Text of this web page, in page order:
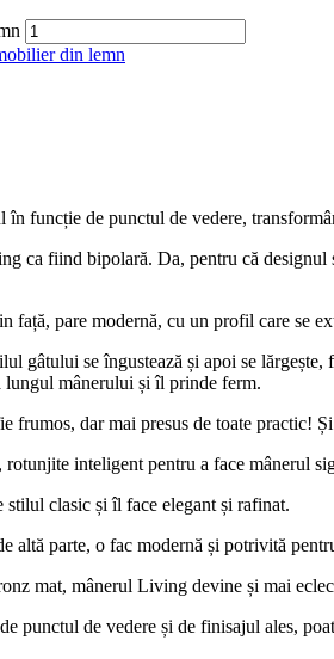
din lemn
în funcție de punctul de vedere,
ca fiind bipolară. Da, pentru că
față, pare modernă, cu un profil care se
gâtului se îngustează și apoi se
lungul mânerului și îl prinde ferm.
frumos, dar mai presus de toate practic!
inteligent pentru a face mânerul
clasic și îl face elegant și rafinat.
altă parte, o fac modernă și potrivită
mat, mânerul Living devine și mai
punctul de vedere și de finisajul ales,